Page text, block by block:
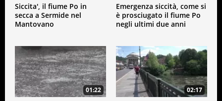
Siccita', il fiume Po in
secca a Sermide nel
Mantovano
Emergenza siccità, come si
è prosciugato il fiume Po
negli ultimi due anni
01:22 02:17